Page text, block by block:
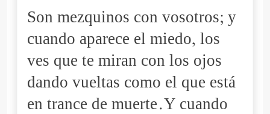
Son mezquinos con vosotros; y
cuando aparece el miedo, los
ves que te miran con los ojos
dando vueltas como el que está
en trance de muerte.Y cuando